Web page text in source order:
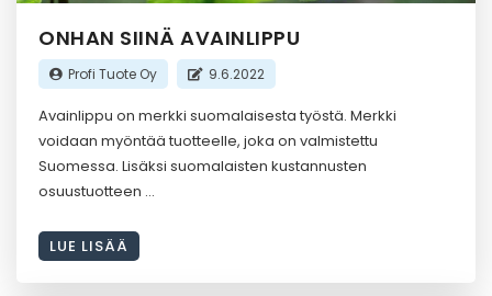
ONHAN SIINÄ AVAINLIPPU
Profi Tuote Oy 9.6.2022
Avainlippu on merkki suomalaisesta työstä. Merkki
voidaan myöntää tuotteelle, joka on valmistettu
Suomessa. Lisäksi suomalaisten kustannusten
osuustuotteen
LUE LISÄÄ